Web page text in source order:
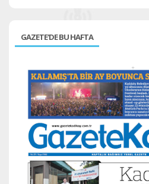
GAZETE'DE BU HAFTA